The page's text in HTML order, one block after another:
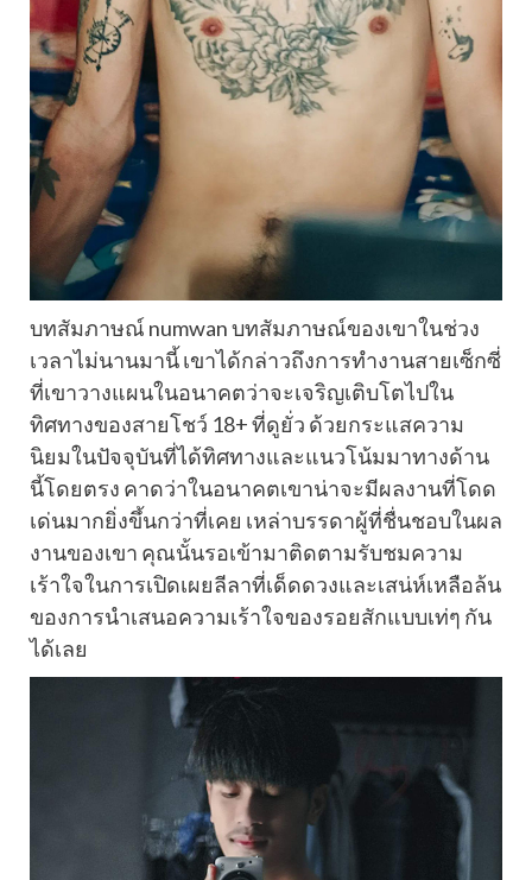
บทสัมภาษณ์ numwan บทสัมภาษณ์ของเขาในช่วง
เวลาไม่นานมานี้ เขาได้กล่าวถึงการทำงานสายเซ็กซี่
ที่เขาวางแผนในอนาคตว่าจะเจริญเติบโตไปใน
ทิศทางของสายโชว์ 18+ ที่ดูยั่ว ด้วยกระแสความ
นิยมในปัจจุบันที่ได้ทิศทางและแนวโน้มมาทางด้าน
นี้โดยตรง คาดว่าในอนาคตเขาน่าจะมีผลงานที่โดด
เด่นมากยิ่งขึ้นกว่าที่เคย เหล่าบรรดาผู้ที่ชื่นชอบในผล
งานของเขา คุณนั้นรอเข้ามาติดตามรับชมความ
เร้าใจในการเปิดเผยลีลาที่เด็ดดวงและเสน่ห์เหลือล้น
ของการนำเสนอความเร้าใจของรอยสักแบบเท่ๆ กัน
ได้เลย